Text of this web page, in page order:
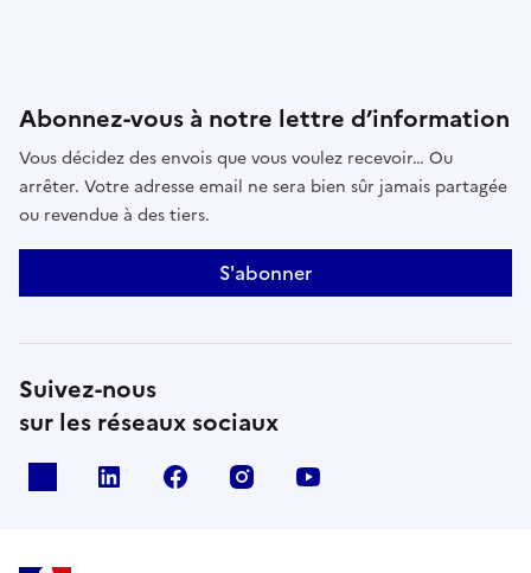
Abonnez-vous à notre lettre d’information
Vous décidez des envois que vous voulez recevoir… Ou
arrêter. Votre adresse email ne sera bien sûr jamais partagée
ou revendue à des tiers.
S'abonner
Suivez-nous
sur les réseaux sociaux
linkedin facebook instagram